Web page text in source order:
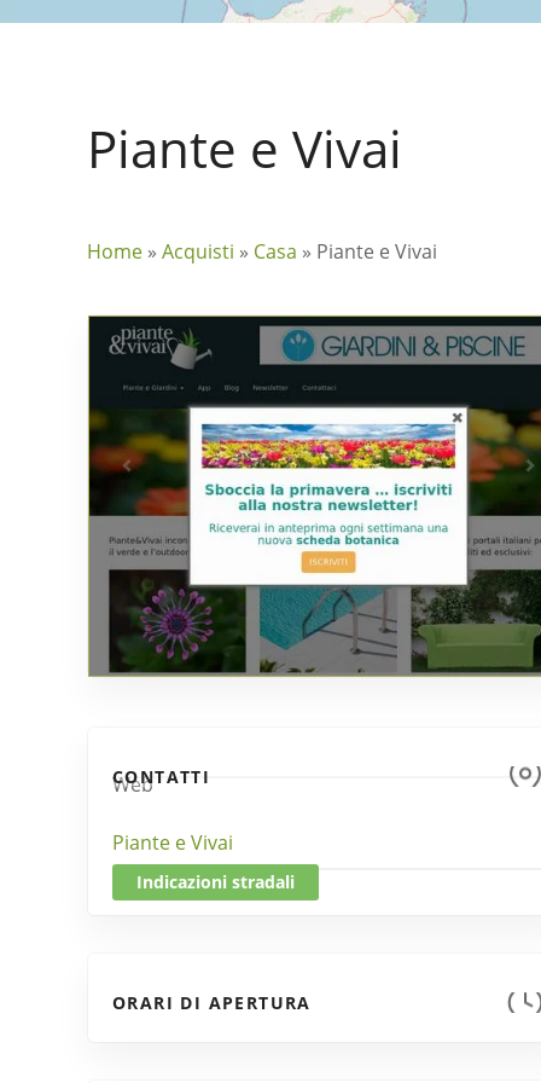
Piante e Vivai
Home » Acquisti » Casa » Piante e Vivai
CONTATTI
Web
Piante e Vivai
Indicazioni stradali
ORARI DI APERTURA